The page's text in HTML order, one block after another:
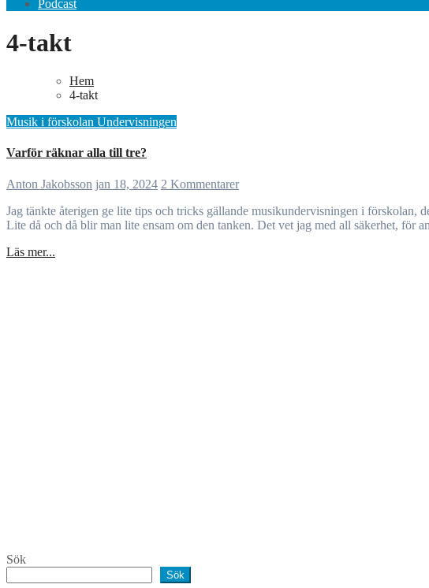
Podcast
4-takt
Hem
4-takt
Musik i förskolan Undervisningen
Varför räknar alla till tre?
Anton Jakobsson jan 18, 2024 2 Kommentarer
Jag tänkte återigen ge lite tips och tricks gällande musikundervisningen i förskolan, den här gången inräkningen. Alltså när vi räknar in/visar barnen när en sång börjar. ”Detta ständiga 1, 2, 3…” brukar jag tänka.
Lite då och då blir man lite ensam om den tanken. Det vet jag med all säkerhet, för
Läs mer...
Sök
Sök